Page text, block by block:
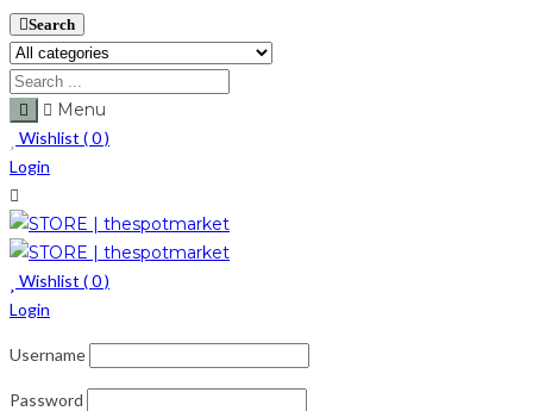
Search
Menu
Wishlist (0)
Login
Wishlist (0)
Login
Username
Password